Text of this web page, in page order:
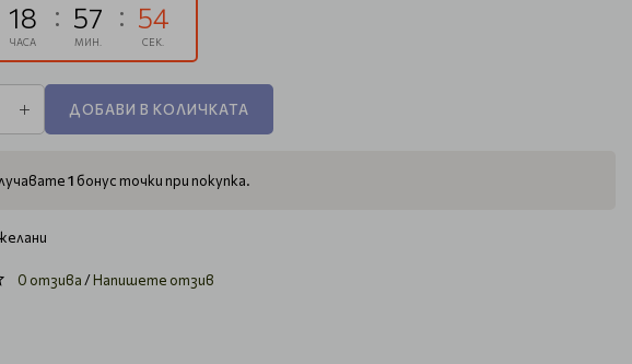
18
ЧАСА
57
МИН.
53
СЕК.
ДОБАВИ В КОЛИЧКАТА
1 бонус точки при покупка.
0 отзива/Напишете отзив